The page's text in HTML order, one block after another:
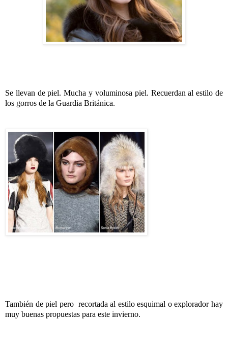
Se llevan de piel. Mucha y voluminosa piel. Recuerdan al estilo de
los gorros de la Guardia Británica.
También de piel pero recortada al estilo esquimal o explorador hay
muy buenas propuestas para este invierno.